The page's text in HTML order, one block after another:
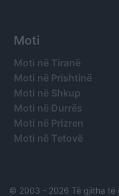
Moti
Moti në Tiranë
Moti në Prishtinë
Moti në Shkup
Moti në Durrës
Moti në Prizren
Moti në Tetovë
© 2003 - 2026 Të gjitha të